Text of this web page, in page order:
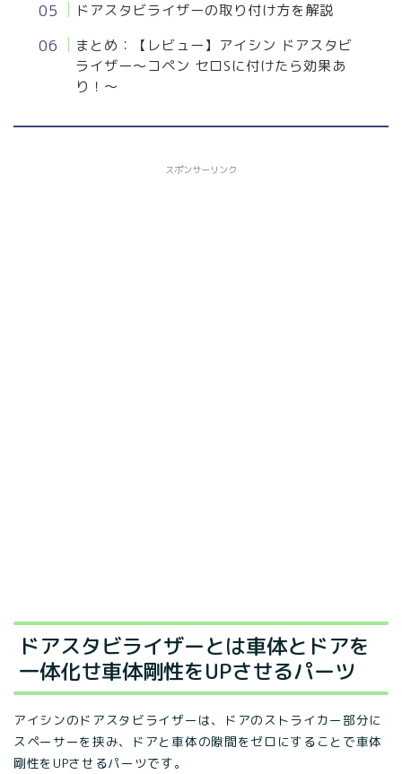
ドアスタビライザーの取り付け方を解説
まとめ：【レビュー】アイシン ドアスタビ
ライザー〜コペン セロSに付けたら効果あ
り！〜
スポンサーリンク
ドアスタビライザーとは車体とドアを
一体化せ車体剛性をUPさせるパーツ
アイシンのドアスタビライザーは、ドアのストライカー部分に
スペーサーを挟み、ドアと車体の隙間をゼロにすることで車体
剛性をUPさせるパーツです。